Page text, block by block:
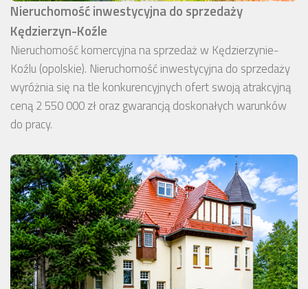
Nieruchomość inwestycyjna do sprzedaży
Kędzierzyn-Koźle
Nieruchomość komercyjna na sprzedaż w Kędzierzynie-
Koźlu (opolskie). Nieruchomość inwestycyjna do sprzedaży
wyróżnia się na tle konkurencyjnych ofert swoją atrakcyjną
ceną 2 550 000 zł oraz gwarancją doskonałych warunków
do pracy.